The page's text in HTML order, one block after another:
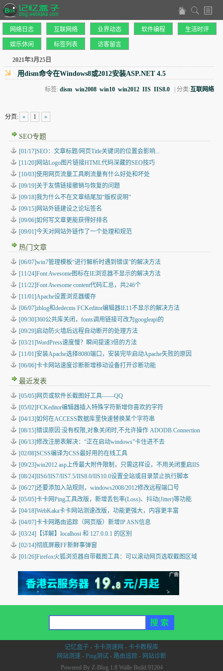
网络日志 互联网络 业界动态 软件编程 生活时评
娱乐休闲 标签列表 访客留言
2021年3月25日
用dism命令在Windows8或2012安装ASP.NET 4.5
标签:dism win2008 win10 win2012 IIS IIS8.0 | 分类:互联网络
分页: « 1 »
SEO专题
[01/17]SEO：文章标题/网页Title关键词的位置会影响...
[11/20]网站Logo图片链接HTML代码深藏的SEO技巧
[10/03]使用网页流量工具刷流量有什么好处和坏处
[09/19]关于友情链接撤销与恢复的问题
[09/18]我为什么不在文章结尾加“版权说明”
[09/15]网站外链建设之论坛签名
[09/06]如何写文章更能获得好排名
[09/01]今天对网站外链作了一个处理和规范
热门文章
[06/07]win7管理模板“进行解析时遇到错误”的解决方法
[11/24]Font Awesome图标在IE浏览器不显示的解决方法
[11/22]Font Awesome content代码汇总，共246个
[11/01]Apache设置浏览器缓存
[06/07]zblog和dedecms FCKeditor编辑器IE11不显示的解决方法
[09/30]360公共库关闭，fonts调用链接可改为googleapi的
[09/29]启动防火墙后远程自动断开的处理方法
[03/21]WordPress速度慢？瞬间提速3倍的方法
[11/01]安装Apache选择8080端口，安装完毕启动Apache失败的原因
[06/06]卡卡网站速度诊断新增移动设备打开诊断功能
最近发表
[05/05] 网页或软件长截图好工具——QQ
[05/02]FCKeditor编辑器插入特殊字符新增你喜欢的字符
[04/13]如何在ACCESS数据库里快速替换某个字符串
[08/15]错误原因:没有权限,对象关闭时,不允许操作 ADODB.Connection
[06/13]修改注册表解决：“正在启动windows”卡住进不去
[02/08]SCSS编译为CSS最好用的在线工具
[09/23]win2012 asp上传最大附件限制，只需这样设，不用关闭重启IIS
[08/24]IIS6/IIS7/IIS7.5/IIS8.0/IIS10.0设置全站或目录禁止执行脚本
[06/27]还要添加入站规则，windows2008/2012修改远程端口号
[05/05]卡卡网Ping工具改版，新增丢包率(Loss)、抖动(Jitter)等功能
[04/18]WebKaka卡卡网站测速改版，功能更强大，内容更丰富
[04/07]卡卡网路由追踪（网页版）新增IP ASN信息
[03/24] 【详解】localhost 和 127.0.0.1 的区别
[02/14]彻底屏蔽FF新鲜事弹窗
[01/26]Firefox火狐浏览器自带截图工具：可以滚动网页选取截图区域
记忆盒子 - 卡卡测速网 - 卡卡教程库
网站测速 - Ping测试 - 路由追踪 - 网站诊断
Powered By Z-Blog 1.8 Walle Build 91204